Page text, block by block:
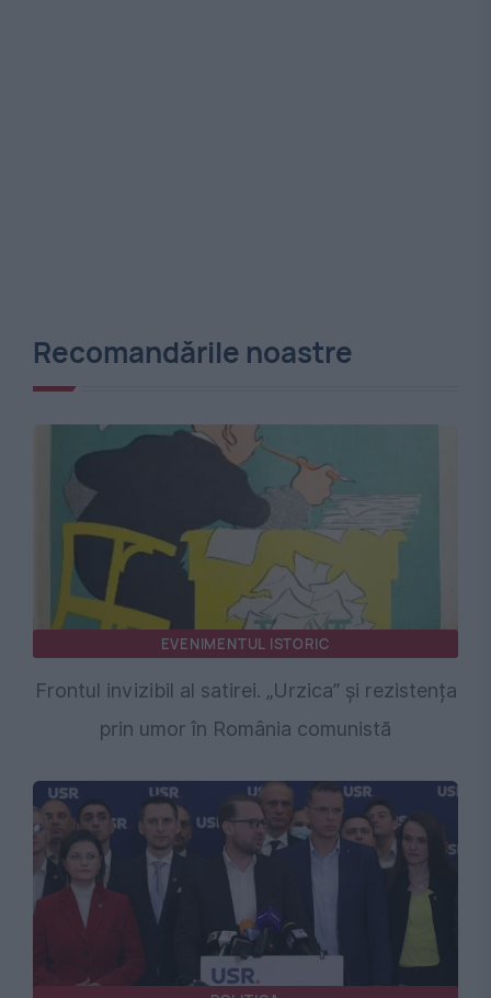
Recomandările noastre
EVENIMENTUL ISTORIC
Frontul invizibil al satirei. „Urzica” și rezistența
prin umor în România comunistă